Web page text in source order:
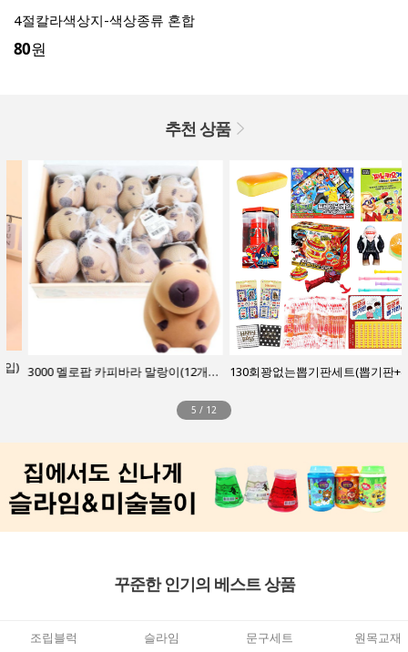
4절칼라색상지-색상종류 혼합
80원
추천 상품
3000 멜로팝 카피바라 말랑이(12개1통) 130회꽝없는뽑기판세트(뽑기판+선물)-48
5 / 12
꾸준한 인기의 베스트 상품
조립블럭 슬라임 문구세트 원목교재